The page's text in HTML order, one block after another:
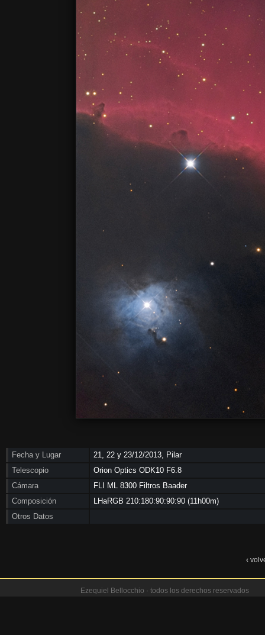
Fecha y Lugar
21, 22 y 23/12/2013, Pilar
Telescopio
Orion Optics ODK10 F6.8
Cámara
FLI ML 8300 Filtros Baader
Composición
LHaRGB 210:180:90:90:90 (11h00m)
Otros Datos
‹
Ezequiel Bellocchio · todos los derechos reservados